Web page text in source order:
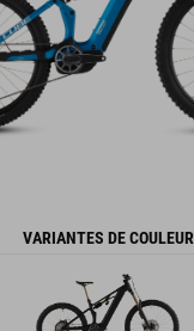
VARIANTES DE COULEUR